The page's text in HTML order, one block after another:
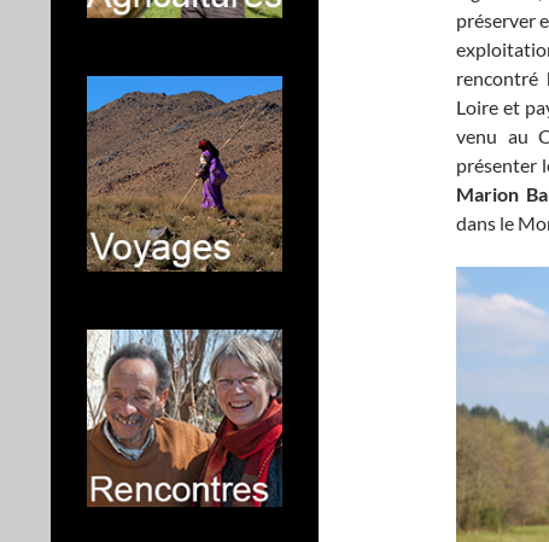
préserver
rencontré
Loire et
venu au
présenter
Marion
dans le